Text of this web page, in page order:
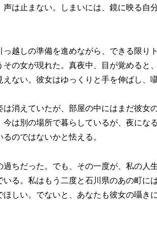
は止まない。しまいには、鏡に映る自
越しの準備を進めながら、できる限り
の女が現れた。真夜中、目が覚めると
えない。彼女はゆっくりと手を伸ばし
消えていたが、部屋の中にはまだ彼女
は別の場所で暮らしているが、夜にな
のではないかと怯える。
ちだった。でも、その一度が、私の人
る。私はもう二度と石川県のあの町に
しい。でないと、あなたも彼女の囁き